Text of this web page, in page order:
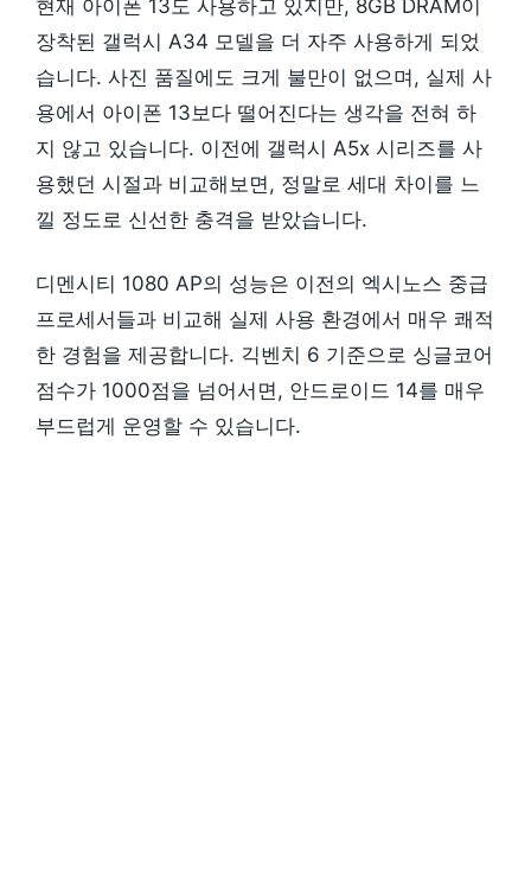
현재 아이폰 13도 사용하고 있지만, 8GB DRAM이
장착된 갤럭시 A34 모델을 더 자주 사용하게 되었
습니다. 사진 품질에도 크게 불만이 없으며, 실제 사
용에서 아이폰 13보다 떨어진다는 생각을 전혀 하
지 않고 있습니다. 이전에 갤럭시 A5x 시리즈를 사
용했던 시절과 비교해보면, 정말로 세대 차이를 느
낄 정도로 신선한 충격을 받았습니다.
디멘시티 1080 AP의 성능은 이전의 엑시노스 중급
프로세서들과 비교해 실제 사용 환경에서 매우 쾌적
한 경험을 제공합니다. 긱벤치 6 기준으로 싱글코어
점수가 1000점을 넘어서면, 안드로이드 14를 매우
부드럽게 운영할 수 있습니다.